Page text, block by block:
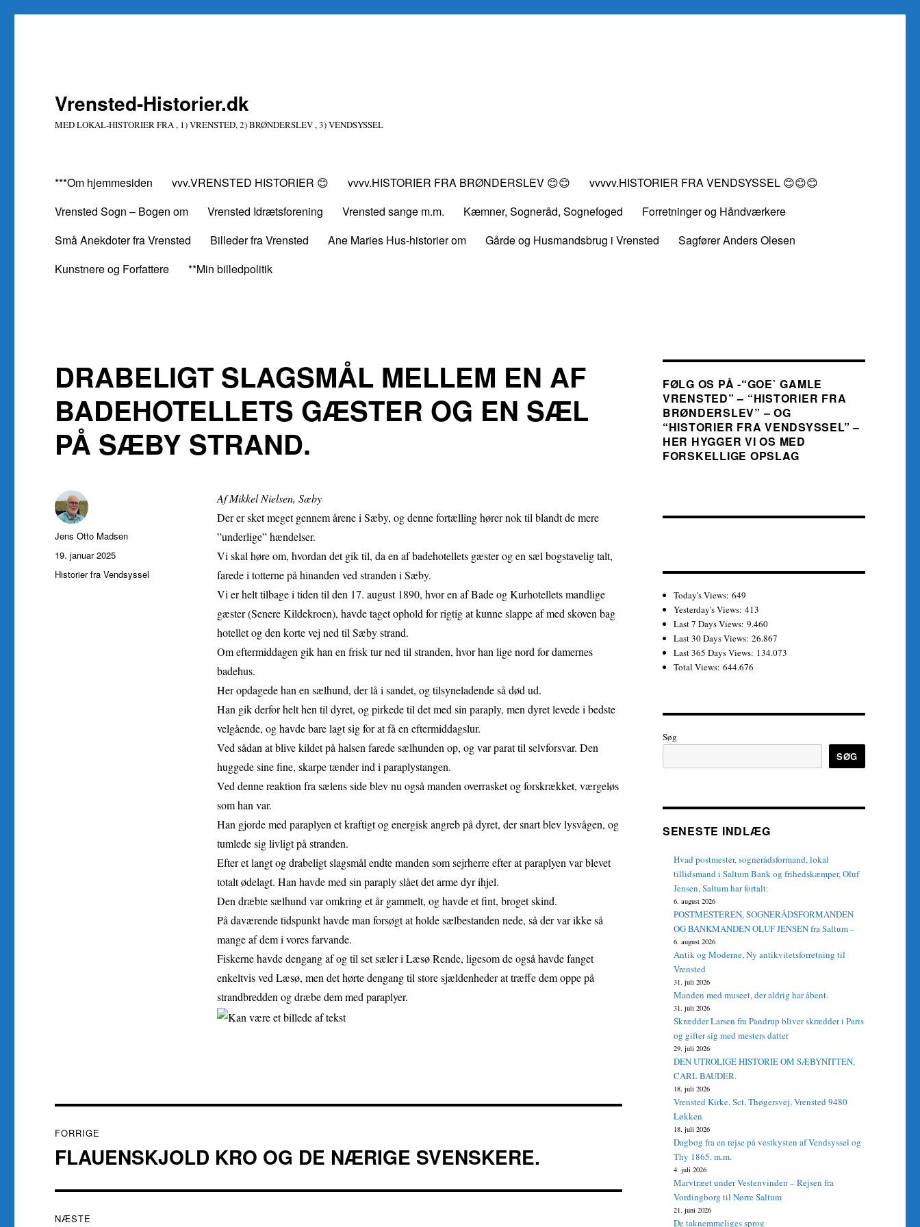
Vrensted-Historier.dk
MED LOKAL-HISTORIER FRA , 1) VRENSTED, 2) BRØNDERSLEV , 3) VENDSYSSEL
***Om hjemmesiden vvv.VRENSTED HISTORIER 😊 vvvv.HISTORIER FRA BRØNDERSLEV 😊😊
vvvvv.HISTORIER FRA VENDSYSSEL 😊😊😊
Vrensted Sogn – Bogen om
Vrensted Idrætsforening Vrensted sange m.m. Kæmner, Sogneråd, Sognefoged
Forretninger og Håndværkere
Små Anekdoter fra Vrensted
Billeder fra Vrensted Ane Maries Hus-historier om Gårde og Husmandsbrug i Vrensted
Sagfører Anders Olesen
Kunstnere og Forfattere
**Min billedpolitik
DRABELIGT SLAGSMÅL MELLEM EN AF
BADEHOTELLETS GÆSTER OG EN SÆL
PÅ SÆBY STRAND.
Af Mikkel Nielsen, Sæby
Der er sket meget gennem årene i Sæby, og denne fortælling hører nok til blandt de mere
”underlige” hændelser.
Vi skal høre om, hvordan det gik til, da en af badehotellets gæster og en sæl bogstavelig talt,
farede i totterne på hinanden ved stranden i Sæby.
Vi er helt tilbage i tiden til den 17. august 1890, hvor en af Bade og Kurhotellets mandlige
gæster (Senere Kildekroen), havde taget ophold for rigtig at kunne slappe af med skoven bag
hotellet og den korte vej ned til Sæby strand.
Om eftermiddagen gik han en frisk tur ned til stranden, hvor han lige nord for damernes
badehus.
Her opdagede han en sælhund, der lå i sandet, og tilsyneladende så død ud.
Han gik derfor helt hen til dyret, og pirkede til det med sin paraply, men dyret levede i bedste
velgående, og havde bare lagt sig for at få en eftermiddagslur.
Ved sådan at blive kildet på halsen farede sælhunden op, og var parat til selvforsvar. Den
huggede sine fine, skarpe tænder ind i paraplystangen.
Ved denne reaktion fra sælens side blev nu også manden overrasket og forskrækket, værgeløs
som han var.
Han gjorde med paraplyen et kraftigt og energisk angreb på dyret, der snart blev lysvågen, og
tumlede sig livligt på stranden.
Efter et langt og drabeligt slagsmål endte manden som sejrherre efter at paraplyen var blevet
totalt ødelagt. Han havde med sin paraply slået det arme dyr ihjel.
Den dræbte sælhund var omkring et år gammelt, og havde et fint, broget skind.
På daværende tidspunkt havde man forsøgt at holde sælbestanden nede, så der var ikke så
mange af dem i vores farvande.
Fiskerne havde dengang af og til set sæler i Læsø Rende, ligesom de også havde fanget
enkeltvis ved Læsø, men det hørte dengang til store sjældenheder at træffe dem oppe på
strandbredden og dræbe dem med paraplyer.
Forfatter
Jens Otto Madsen
Udgivet
19. januar 2025
Kategorier
Historier fra Vendsyssel
FORRIGE
Forrige
FLAUENSKJOLD KRO OG DE NÆRIGE SVENSKERE.
NÆSTE
FØLG OS PÅ -“GOE` GAMLE
VRENSTED” – “HISTORIER FRA
BRØNDERSLEV” – OG
“HISTORIER FRA VENDSYSSEL” –
HER HYGGER VI OS MED
FORSKELLIGE OPSLAG
Today's Views:649
Yesterday's Views:413
Last 7 Days Views:9.460
Last 30 Days Views:26.867
Last 365 Days Views: 134.073
Total Views:644.676
Søg
SØG
SENESTE INDLÆG
Hvad postmester, sognerådsformand, lokal
tillidsmand i Saltum Bank og frihedskæmper, Oluf
Jensen, Saltum har fortalt:
6. august 2026
POSTMESTEREN, SOGNERÅDSFORMANDEN
OG BANKMANDEN OLUF JENSEN fra Saltum –
6. august 2026
Antik og Moderne, Ny antikvitetsforretning til
Vrensted
31. juli 2026
Manden med museet, der aldrig har åbent.
31. juli 2026
Skrædder Larsen fra Pandrup bliver skrædder i Paris
og gifter sig med mesters datter
29. juli 2026
DEN UTROLIGE HISTORIE OM SÆBYNITTEN,
CARL BAUDER.
18. juli 2026
Vrensted Kirke, Sct. Thøgersvej, Vrensted 9480
Løkken
18. juli 2026
Dagbog fra en rejse på vestkysten af Vendsyssel og
Thy 1865. m.m.
4. juli 2026
Marvtræet under Vestenvinden – Rejsen fra
Vordingborg til Nørre Saltum
21. juni 2026
De taknemmeliges sprog